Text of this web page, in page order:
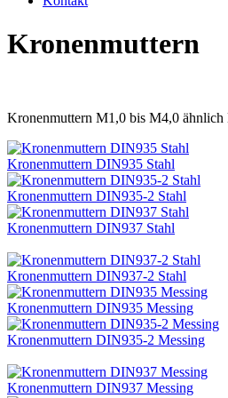
Kronenmuttern
Kronenmuttern M1,0 bis M4,0
Kronenmuttern DIN935 Stahl
Kronenmuttern DIN935-2 Stahl
Kronenmuttern DIN937 Stahl
Kronenmuttern DIN937-2 Stahl
Kronenmuttern DIN935 Messing
Kronenmuttern DIN935-2 Messing
Kronenmuttern DIN937 Messing